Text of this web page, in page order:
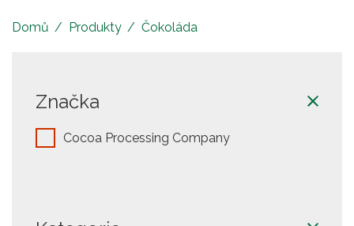
Domů Produkty Čokoláda
Značka
Cocoa Processing Company